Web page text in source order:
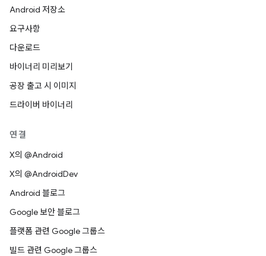
Android 저장소
요구사항
다운로드
바이너리 미리보기
공장 출고 시 이미지
드라이버 바이너리
연결
X의 @Android
X의 @AndroidDev
Android 블로그
Google 보안 블로그
플랫폼 관련 Google 그룹스
빌드 관련 Google 그룹스